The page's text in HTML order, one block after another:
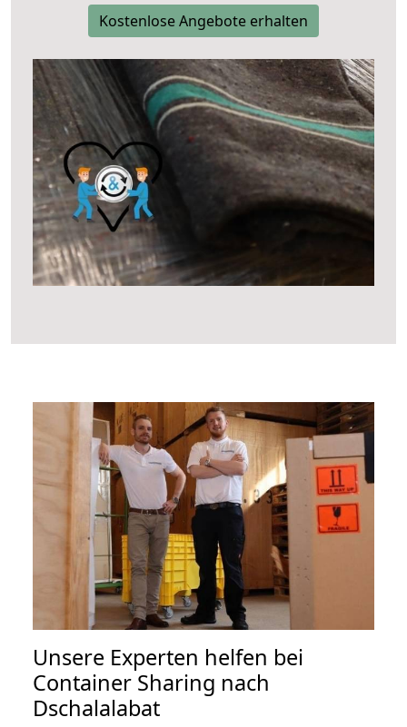
Kostenlose Angebote erhalten
Unsere Experten helfen bei
Container Sharing nach
Dschalalabat